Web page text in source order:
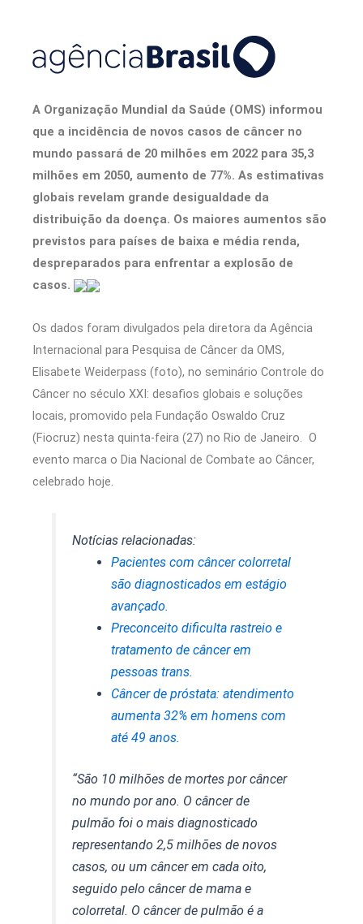
A Organização Mundial da Saúde (OMS) informou
que a incidência de novos casos de câncer no
mundo passará de 20 milhões em 2022 para 35,3
milhões em 2050, aumento de 77%. As estimativas
globais revelam grande desigualdade da
distribuição da doença. Os maiores aumentos são
previstos para países de baixa e média renda,
despreparados para enfrentar a explosão de
casos.
Os dados foram divulgados pela diretora da Agência
Internacional para Pesquisa de Câncer da OMS,
Elisabete Weiderpass (foto), no seminário Controle do
Câncer no século XXI: desafios globais e soluções
locais, promovido pela Fundação Oswaldo Cruz
(Fiocruz) nesta quinta-feira (27) no Rio de Janeiro. O
evento marca o Dia Nacional de Combate ao Câncer,
celebrado hoje.
Notícias relacionadas:
Pacientes com câncer colorretal
são diagnosticados em estágio
avançado.
Preconceito dificulta rastreio e
tratamento de câncer em
pessoas trans.
Câncer de próstata: atendimento
aumenta 32% em homens com
até 49 anos.
“São 10 milhões de mortes por câncer
no mundo por ano. O câncer de
pulmão foi o mais diagnosticado
representando 2,5 milhões de novos
casos, ou um câncer em cada oito,
seguido pelo câncer de mama e
colorretal. O câncer de pulmão é a